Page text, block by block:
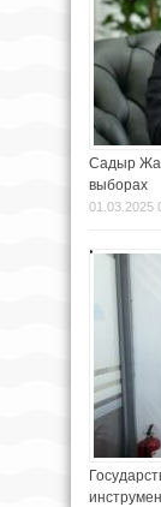
Садыр
выборах
01.03.2025